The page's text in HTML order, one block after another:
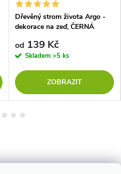
Dřevěný strom života Argo -
dekorace na zeď, ČERNÁ
od 139 Kč
Skladem >5 ks
ZOBRAZIT